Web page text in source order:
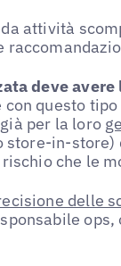
attività
deve
questo
per la loro
in-store)
che le
delle